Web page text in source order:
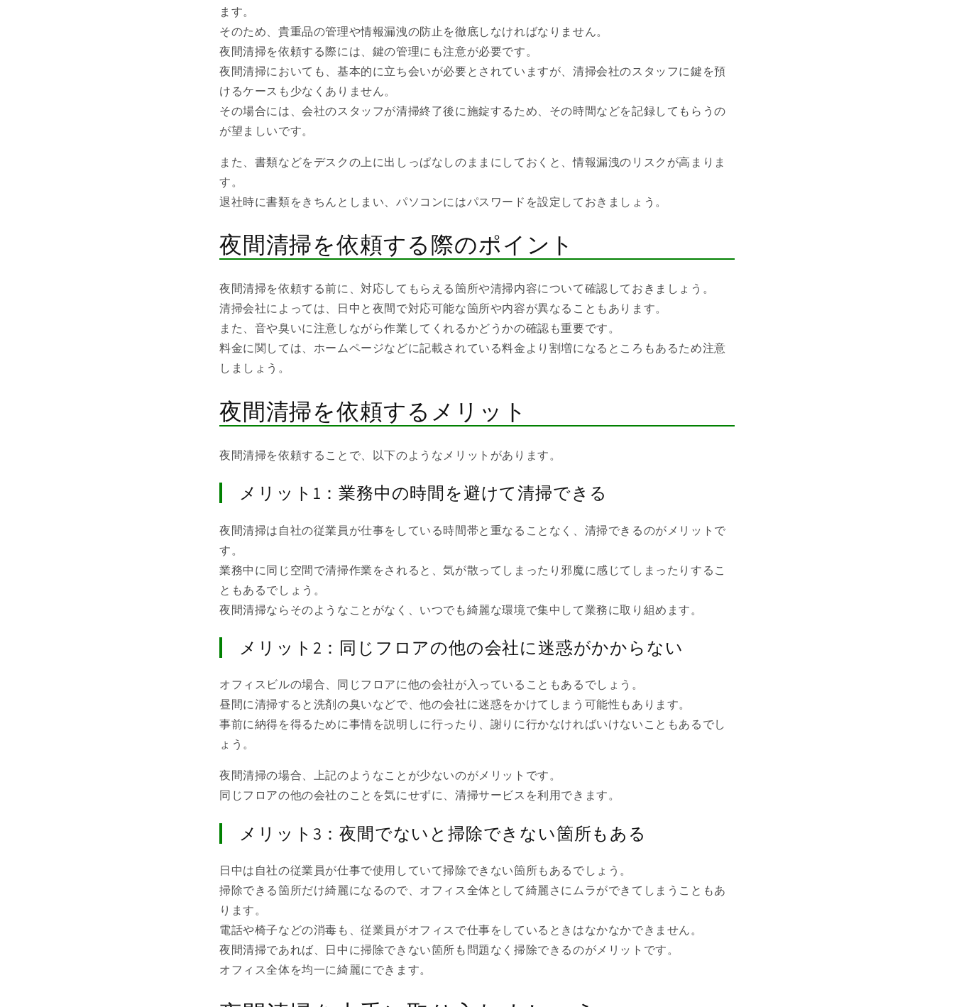
ます。
そのため、貴重品の管理や情報漏洩の防止を徹底しなければなりません。
夜間清掃を依頼する際には、鍵の管理にも注意が必要です。
夜間清掃においても、基本的に立ち会いが必要とされていますが、清掃会社のスタッフに鍵を預
けるケースも少なくありません。
その場合には、会社のスタッフが清掃終了後に施錠するため、その時間などを記録してもらうの
が望ましいです。
また、書類などをデスクの上に出しっぱなしのままにしておくと、情報漏洩のリスクが高まりま
す。
退社時に書類をきちんとしまい、パソコンにはパスワードを設定しておきましょう。
夜間清掃を依頼する際のポイント
夜間清掃を依頼する前に、対応してもらえる箇所や清掃内容について確認しておきましょう。
清掃会社によっては、日中と夜間で対応可能な箇所や内容が異なることもあります。
また、音や臭いに注意しながら作業してくれるかどうかの確認も重要です。
料金に関しては、ホームページなどに記載されている料金より割増になるところもあるため注意
しましょう。
夜間清掃を依頼するメリット
夜間清掃を依頼することで、以下のようなメリットがあります。
メリット1：業務中の時間を避けて清掃できる
夜間清掃は自社の従業員が仕事をしている時間帯と重なることなく、清掃できるのがメリットで
す。
業務中に同じ空間で清掃作業をされると、気が散ってしまったり邪魔に感じてしまったりするこ
ともあるでしょう。
夜間清掃ならそのようなことがなく、いつでも綺麗な環境で集中して業務に取り組めます。
メリット2：同じフロアの他の会社に迷惑がかからない
オフィスビルの場合、同じフロアに他の会社が入っていることもあるでしょう。
昼間に清掃すると洗剤の臭いなどで、他の会社に迷惑をかけてしまう可能性もあります。
事前に納得を得るために事情を説明しに行ったり、謝りに行かなければいけないこともあるでし
ょう。
夜間清掃の場合、上記のようなことが少ないのがメリットです。
同じフロアの他の会社のことを気にせずに、清掃サービスを利用できます。
メリット3：夜間でないと掃除できない箇所もある
日中は自社の従業員が仕事で使用していて掃除できない箇所もあるでしょう。
掃除できる箇所だけ綺麗になるので、オフィス全体として綺麗さにムラができてしまうこともあ
ります。
電話や椅子などの消毒も、従業員がオフィスで仕事をしているときはなかなかできません。
夜間清掃であれば、日中に掃除できない箇所も問題なく掃除できるのがメリットです。
オフィス全体を均一に綺麗にできます。